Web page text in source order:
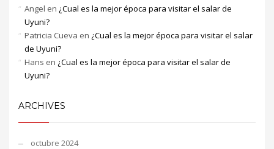
Angel en ¿Cual es la mejor época para visitar el salar de
Uyuni?
Patricia Cueva en ¿Cual es la mejor época para visitar el salar
de Uyuni?
Hans en ¿Cual es la mejor época para visitar el salar de
Uyuni?
ARCHIVES
octubre 2024